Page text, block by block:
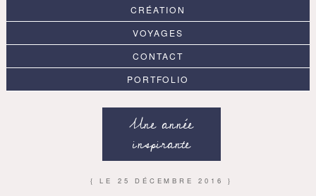
CRÉATION
VOYAGES
CONTACT
PORTFOLIO
Une année
inspirante
{ LE 25 DÉCEMBRE 2016 }